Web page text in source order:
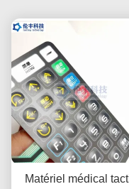
Matériel médical